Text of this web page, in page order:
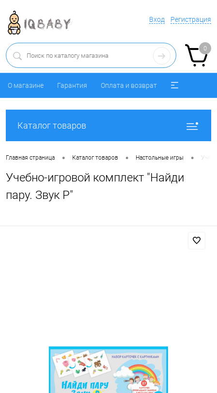
Вход Регистрация
0
О магазине Гарантия Оплата и возврат
Каталог товаров
Главная страница • Каталог товаров • Настольные игры •
Учебно-игровой комплект "Найди
пару. Звук Р"